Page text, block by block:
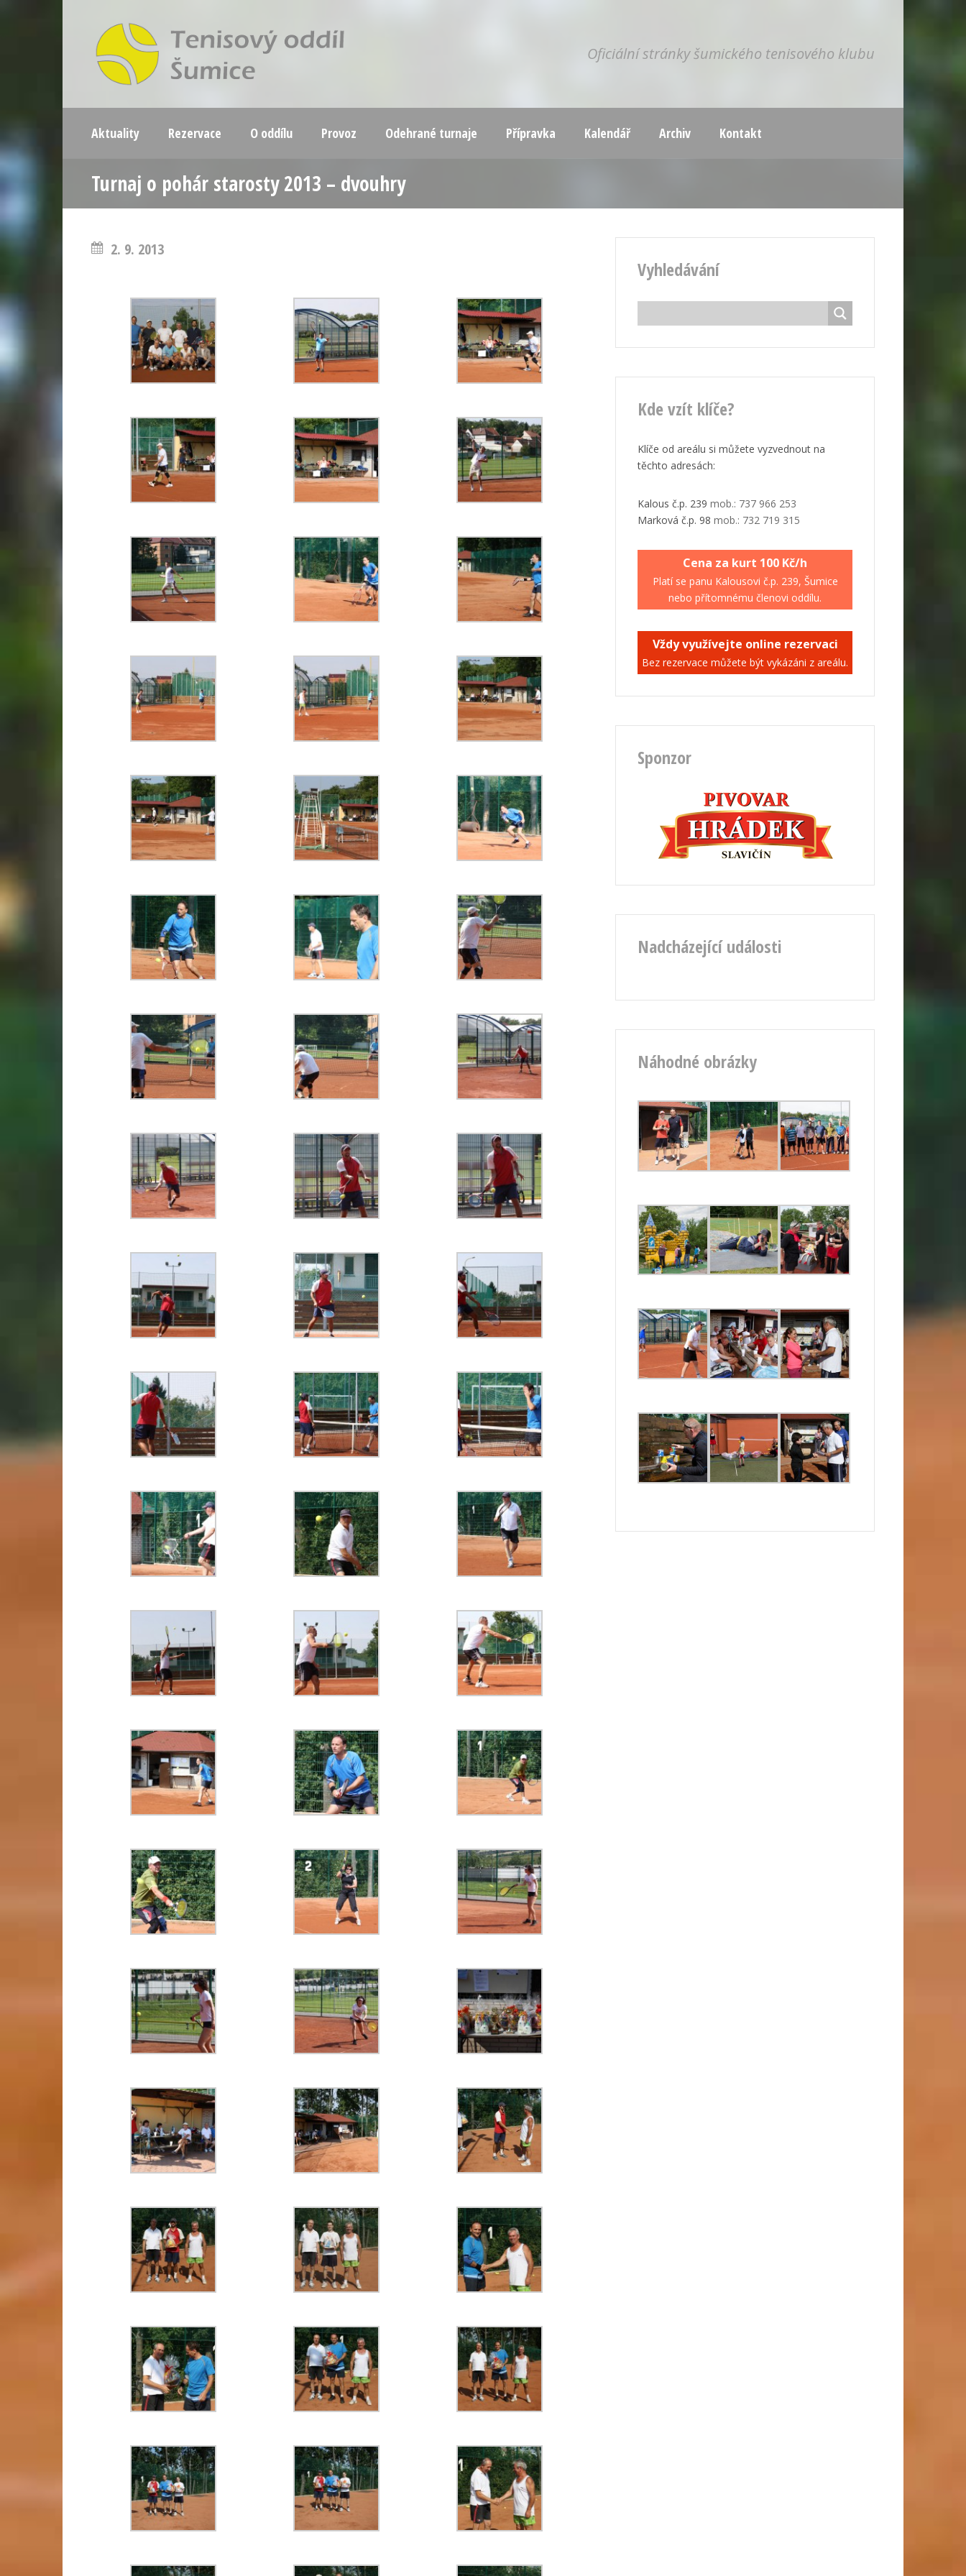
Oficiální stránky šumického tenisového klubu
Aktuality Rezervace O oddílu Provoz Odehrané turnaje Přípravka Kalendář Archiv Kontakt
Turnaj o pohár starosty 2013 – dvouhry
2. 9. 2013
Vyhledávání
Kde vzít klíče?
Klíče od areálu si můžete vyzvednout na
těchto adresách:
Kalous č.p. 239 mob.: 737 966 253
Marková č.p. 98 mob.: 732 719 315
Cena za kurt 100 Kč/h
Platí se panu Kalousovi č.p. 239, Šumice
nebo přítomnému členovi oddílu.
Vždy využívejte online rezervaci
Bez rezervace můžete být vykázáni z areálu.
Sponzor
Nadcházející události
Náhodné obrázky